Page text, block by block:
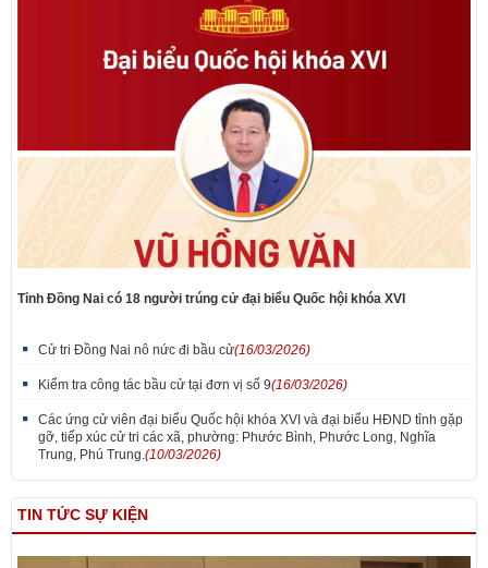
Tỉnh Đồng Nai có 18 người trúng cử đại biểu Quốc hội khóa XVI
Cử tri Đồng Nai nô nức đi bầu cử(16/03/2026)
Kiểm tra công tác bầu cử tại đơn vị số 9(16/03/2026)
Các ứng cử viên đại biểu Quốc hội khóa XVI và đại biểu HĐND tỉnh gặp
gỡ, tiếp xúc cử tri các xã, phường: Phước Bình, Phước Long, Nghĩa
Trung, Phú Trung.(10/03/2026)
TIN TỨC SỰ KIỆN